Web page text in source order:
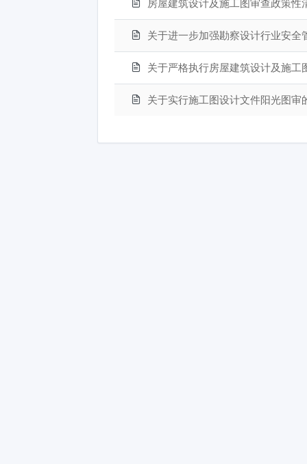
房屋建筑设计及施工图审查政策性
关于进一步加强勘察设计行业安全
关于严格执行房屋建筑设计及施工
关于实行施工图设计文件阳光图审